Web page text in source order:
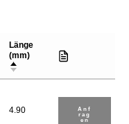
Länge
(mm)
4.90
Anf
Rag
En